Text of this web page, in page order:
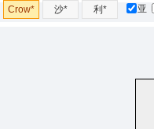
Crow* 沙* 利* 亚